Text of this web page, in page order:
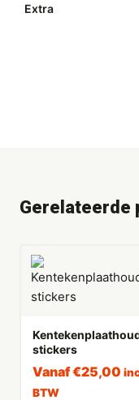
Extra
Gerelateerde
stickers
Vanaf€25,00
BTW